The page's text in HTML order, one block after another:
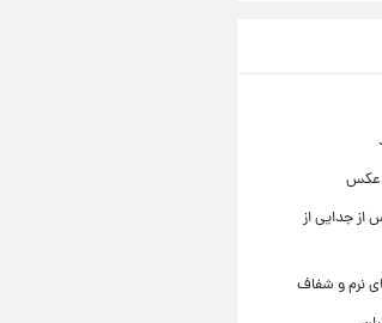
عکس
از جدایی از
نرم و شفاف